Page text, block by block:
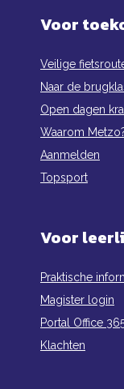
Voor
Veilige
Naar de
Open dagen
Waarom
Aanmelden
Topsport
Voor
Praktische
Magister login
Portal Office
Klachten